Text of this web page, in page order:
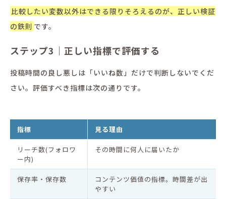
比較したい変数以外はできる限りそろえるのが、正しい検証
の鉄則 です。
ステップ3｜正しい指標で評価する
投稿時間の良し悪しは「いいね数」だけで判断しないでくだ
さい。評価すべき指標は次の通りです。
指標 見る理由
リーチ数(フォロワ
ー内)
その時間に何人に届いたか
保存率・保存数
コンテンツ価値の指標。時間差が出
やすい